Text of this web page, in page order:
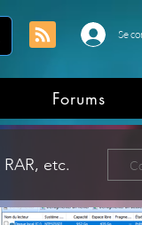
Se
Forums
etc.